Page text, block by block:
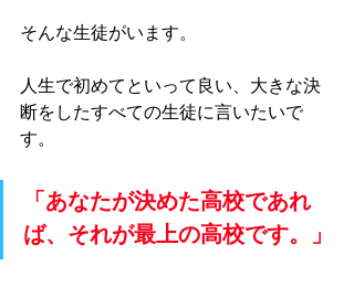
そんな生徒がいます。
人生で初めてといって良い、大きな決
断をしたすべての生徒に言いたいで
す。
「あなたが決めた高校であれ
ば、それが最上の高校です。」